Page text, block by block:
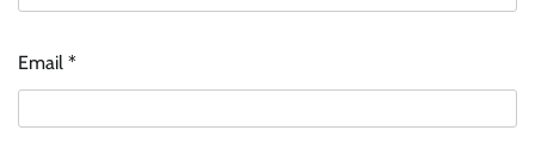
Email *